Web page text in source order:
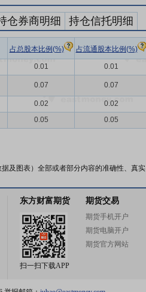
仓券商明细 持仓信托明细
占总股本比例(%) 占流通股本比例(%)
0.01 0.01
0.07 0.07
0.02
0.02
0.05 0.05
及图表）全部或者部分内容的准确性、真实
东方财富期货
扫一扫下载APP
期货交易
期货手机开户
期货电脑开户
期货官方网站